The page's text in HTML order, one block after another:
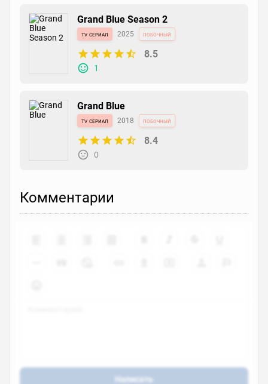
Grand Blue Season 2
tv сериал 2025 побочный
8.5
1
Grand Blue
tv сериал 2018 побочный
8.4
0
Комментарии
Написать